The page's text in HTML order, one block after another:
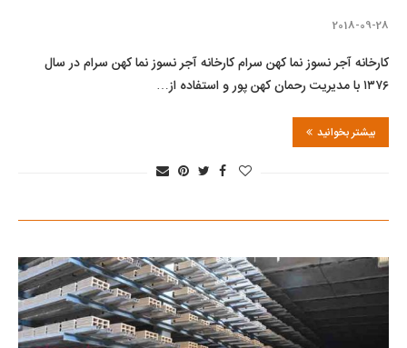
2018-09-28
کارخانه آجر نسوز نما کهن سرام کارخانه آجر نسوز نما کهن سرام در سال
۱۳۷۶ با مدیریت رحمان کهن پور و استفاده از…
بیشتر بخوانید